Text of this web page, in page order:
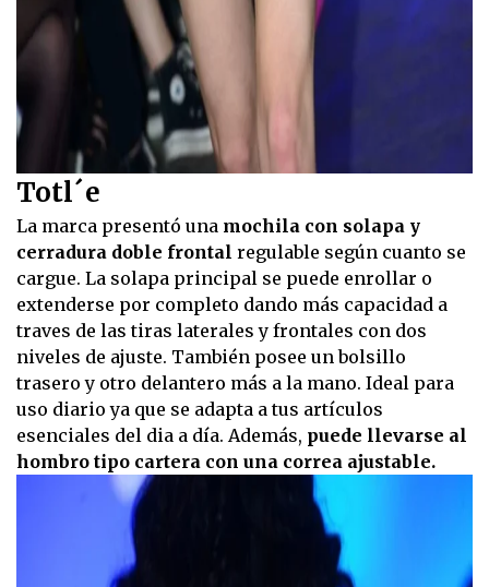
Totl´e
La marca presentó una mochila con solapa y
cerradura doble frontal regulable según cuanto se
cargue. La solapa principal se puede enrollar o
extenderse por completo dando más capacidad a
traves de las tiras laterales y frontales con dos
niveles de ajuste. También posee un bolsillo
trasero y otro delantero más a la mano. Ideal para
uso diario ya que se adapta a tus artículos
esenciales del dia a día. Además, puede llevarse al
hombro tipo cartera con una correa ajustable.